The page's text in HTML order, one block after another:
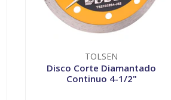
TOLSEN
Disco Corte Diamantado
Continuo 4-1/2"